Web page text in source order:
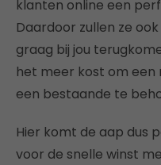
klanten online een
Daardoor zullen ze
graag bij jou
het meer kost om een
een bestaande te
Hier komt de aap dus
voor de snelle winst